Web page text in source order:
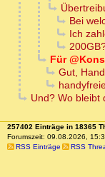
Bei
Ich
Für
Gut,
Und? Wo bleibt
257402 Einträge in 18365
Forumszeit: 09.08.2026,
RSS Einträge
RSS